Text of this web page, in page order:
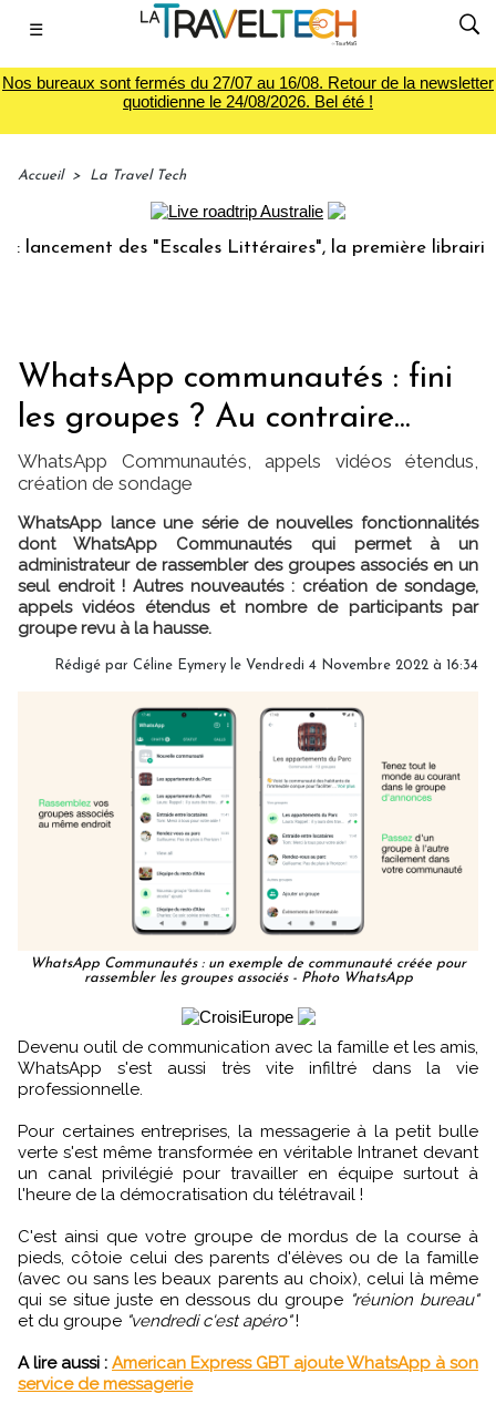
☰
Nos bureaux sont fermés du 27/07 au 16/08. Retour de la newsletter
quotidienne le 24/08/2026. Bel été !
Accueil > La Travel Tech
des "Escales Littéraires", la première librairie du
WhatsApp communautés : fini
les groupes ? Au contraire...
WhatsApp Communautés, appels vidéos étendus,
création de sondage
WhatsApp lance une série de nouvelles fonctionnalités
dont WhatsApp Communautés qui permet à un
administrateur de rassembler des groupes associés en un
seul endroit ! Autres nouveautés : création de sondage,
appels vidéos étendus et nombre de participants par
groupe revu à la hausse.
Rédigé par Céline Eymery le Vendredi 4 Novembre 2022 à 16:34
WhatsApp Communautés : un exemple de communauté créée pour
rassembler les groupes associés - Photo WhatsApp
Devenu outil de communication avec la famille et les amis,
WhatsApp s'est aussi très vite infiltré dans la vie
professionnelle.
Pour certaines entreprises, la messagerie à la petit bulle
verte s'est même transformée en véritable Intranet devant
un canal privilégié pour travailler en équipe surtout à
l'heure de la démocratisation du télétravail !
C'est ainsi que votre groupe de mordus de la course à
pieds, côtoie celui des parents d'élèves ou de la famille
(avec ou sans les beaux parents au choix), celui là même
qui se situe juste en dessous du groupe "réunion bureau"
et du groupe "vendredi c'est apéro"!
A lire aussi : American Express GBT ajoute WhatsApp à son
service de messagerie